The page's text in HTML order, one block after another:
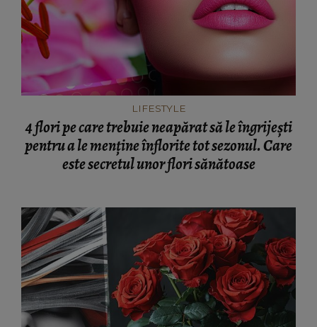
LIFESTYLE
4 flori pe care trebuie neapărat să le îngrijești
pentru a le menține înflorite tot sezonul. Care
este secretul unor flori sănătoase